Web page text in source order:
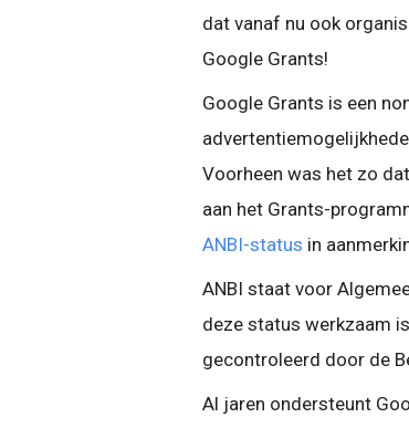
dat vanaf nu ook
Google Grants!
Google Grants is een
Voorheen was het zo
aan het Grants-
ANBI-status in
ANBI staat voor
deze status werkzaam
gecontroleerd door de
Al jaren ondersteunt